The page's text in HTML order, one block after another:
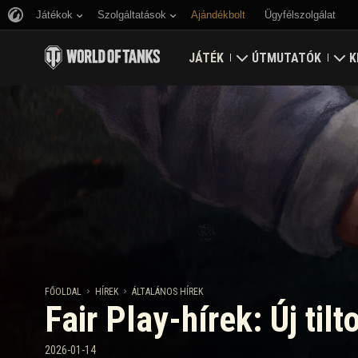
Játékok Szolgáltatások Ajándékbolt Ügyfélszolgálat
JÁTÉK
Töltsd le most
Tankopédia
ÚTMUTATÓK
Útmutató újoncoknak
Általános útmutató
Fiók biztonság
Fair Play irányelvek
FŐOLDAL HÍREK ÁLTALÁNOS HÍREK
Fair Play-hírek: Új
2026-01-14